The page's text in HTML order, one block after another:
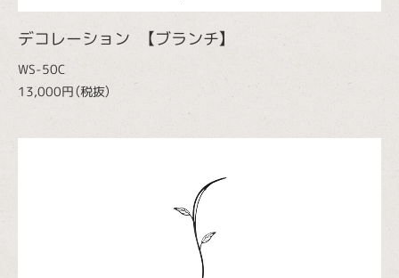
デコレーション 【ブランチ】
WS-50C
13,000円（税抜）